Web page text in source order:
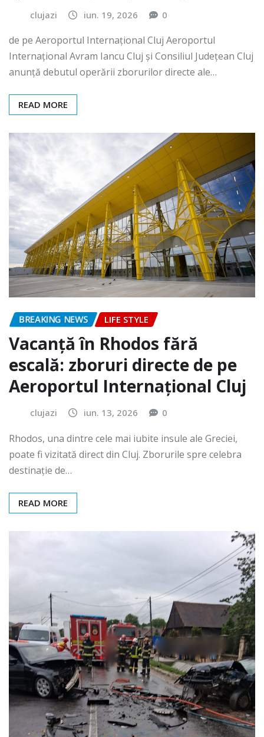
clujazi iun. 19, 2026 0
de pe Aeroportul Internaţional Cluj Aeroportul
Internațional Avram Iancu Cluj și Consiliul Județean Cluj
anunță debutul operării zborurilor directe ale…
READ MORE
BREAKING NEWS LIFE STYLE
Vacanță în Rhodos fără
escală: zboruri directe de pe
Aeroportul Internațional Cluj
clujazi iun. 13, 2026 0
Rhodos, una dintre cele mai iubite insule ale Greciei,
poate fi vizitată direct din Cluj. Zborurile spre celebra
destinație de…
READ MORE